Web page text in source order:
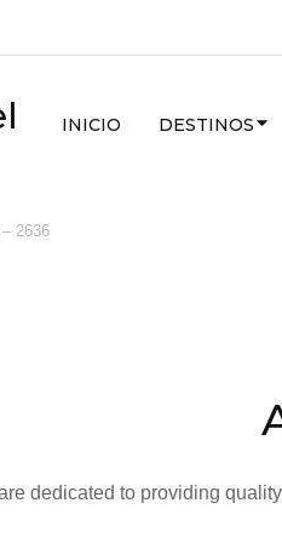
INICIO DESTINOS
2636
dedicated to providing